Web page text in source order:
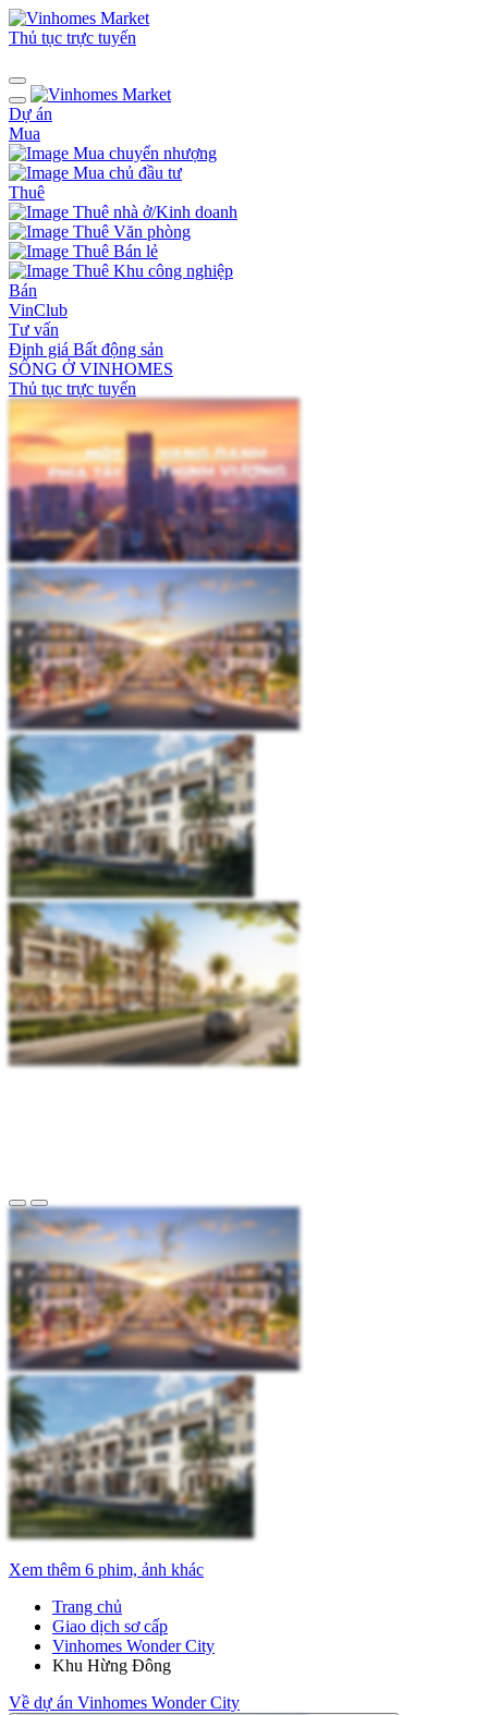
Thủ tục trực tuyến
Dự án
Mua
Mua chuyển nhượng
Mua chủ đầu tư
Thuê
Thuê nhà ở/Kinh doanh
Thuê Văn phòng
Thuê Bán lẻ
Thuê Khu công nghiệp
Bán
VinClub
Tư vấn
Định giá Bất động sản
SỐNG Ở VINHOMES
Thủ tục trực tuyến
Xem thêm 6 phim, ảnh khác
Trang chủ
Giao dịch sơ cấp
Vinhomes Wonder City
Khu Hừng Đông
Về dự án Vinhomes Wonder City